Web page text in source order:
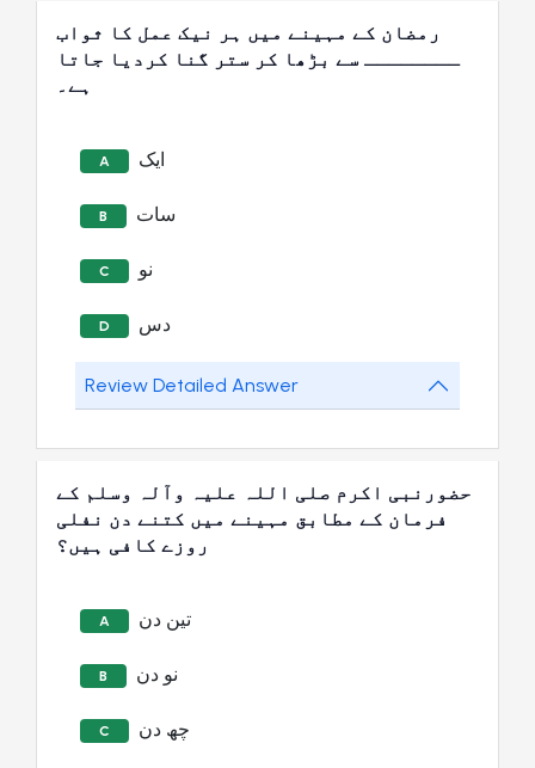
رمضان کے مہینے میں ہر نیک عمل کا ثواب
ــــــــ سے بڑھا کر ستر گنا کردیا جاتا
ہے۔
A ایک
B سات
C نو
D دس
Review Detailed Answer
حضورنبی اکرم صلی اللہ علیہ وآلہ وسلم کے
فرمان کے مطابق مہینے میں کتنے دن نفلی
روزے کافی ہیں؟
A تین دن
B نو دن
C چھ دن